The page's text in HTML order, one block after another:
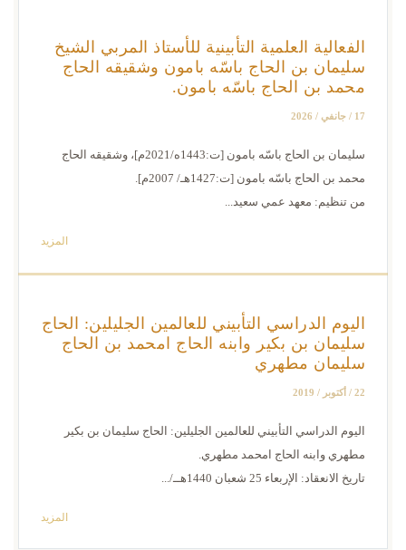
الفعالية العلمية التأبينية للأستاذ المربي الشيخ
سليمان بن الحاج باسّه بامون وشقيقه الحاج
محمد بن الحاج باسّه بامون.
17 / جانفي / 2026
سليمان بن الحاج باسّه بامون [ت:1443ه/2021م]، وشقيقه الحاج
محمد بن الحاج باسّه بامون [ت:1427هـ/ 2007م].
من تنظيم: معهد عمي سعيد...
المزيد
اليوم الدراسي التأبيني للعالمين الجليلين: الحاج
سليمان بن بكير وابنه الحاج امحمد بن الحاج
سليمان مطهري
22 / أكتوبر / 2019
اليوم الدراسي التأبيني للعالمين الجليلين: الحاج سليمان بن بكير
مطهري وابنه الحاج امحمد مطهري.
تاريخ الانعقاد: الإربعاء 25 شعبان 1440هــ/...
المزيد